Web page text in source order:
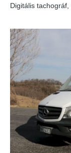
Digitális